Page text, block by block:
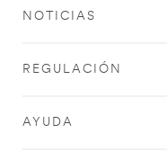
NOTICIAS
REGULACIÓN
AYUDA